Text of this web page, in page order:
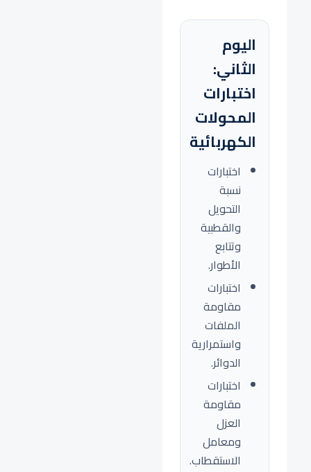
اليوم
الثاني:
اختبارات
المحولات
الكهربائية
اختبارات
نسبة
التحويل
والقطبية
وتتابع
الأطوار.
اختبارات
مقاومة
الملفات
واستمرارية
الدوائر.
اختبارات
مقاومة
العزل
ومعامل
الاستقطاب.